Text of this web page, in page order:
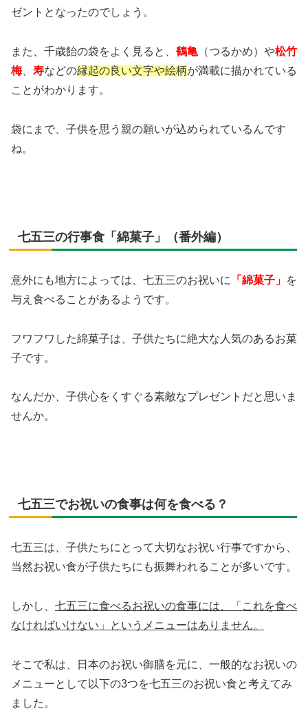
ゼントとなったのでしょう。
また、千歳飴の袋をよく見ると、 鶴亀 （つるかめ）や松竹
梅、 寿などの縁起の良い文字や絵柄が満載に描かれている
ことがわかります。
袋にまで、子供を思う親の願いが込められているんです
ね。
七五三の行事食「綿菓子」（番外編）
意外にも地方によっては、七五三のお祝いに 「綿菓子」 を
与え食べることがあるようです。
フワフワした綿菓子は、子供たちに絶大な人気のあるお菓
子です。
なんだか、子供心をくすぐる素敵なプレゼントだと思いま
せんか。
七五三でお祝いの食事は何を食べる？
七五三は、子供たちにとって大切なお祝い行事ですから、
当然お祝い食が子供たちにも振舞われることが多いです。
しかし、 七五三に食べるお祝いの食事には、「これを食べ
なければいけない」というメニューはありません。
そこで私は、日本のお祝い御膳を元に、一般的なお祝いの
メニューとして以下の3つを七五三のお祝い食と考えてみ
ました。